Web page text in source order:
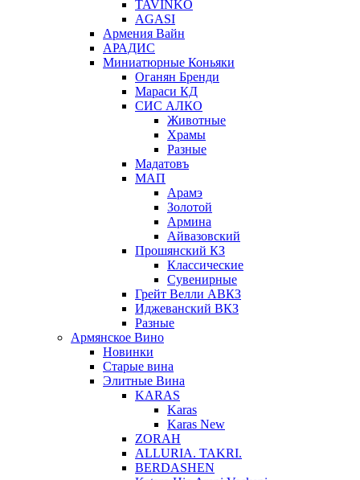
TAVINKO
AGASI
Армения Вайн
АРАДИС
Миниатюрные Коньяки
Оганян Бренди
Мараси КД
СИС АЛКО
Животные
Храмы
Разные
Мадатовъ
МАП
Арамэ
Золотой
Армина
Айвазовский
Прошянский КЗ
Классические
Сувенирные
Грейт Велли АВКЗ
Иджеванский ВКЗ
Разные
Армянское Вино
Новинки
Старые вина
Элитные Вина
KARAS
Karas
Karas New
ZORAH
ALLURIA. TAKRI.
BERDASHEN